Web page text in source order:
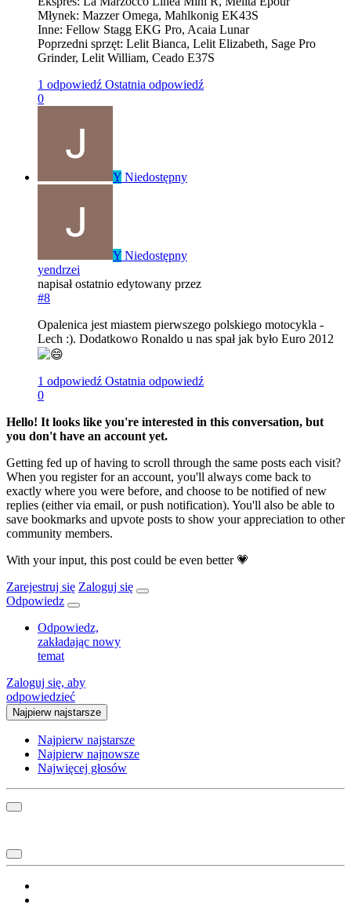
Młynek: Mazzer Omega, Mahlkonig EK43S
Inne: Fellow Stagg EKG Pro, Acaia Lunar
Poprzedni sprzęt: Lelit Bianca, Lelit Elizabeth, Sage Pro
Grinder, Lelit William, Ceado E37S
1 odpowiedź Ostatnia odpowiedź
0
Y Niedostępny
Y Niedostępny
yendrzei
napisałostatnio edytowany przez
#8
Opalenica jest miastem pierwszego polskiego motocykla -
Lech :). Dodatkowo Ronaldo u nas spał jak było Euro 2012
1 odpowiedź Ostatnia odpowiedź
0
Hello! It looks like you're interested in this conversation, but
you don't have an account yet.
Getting fed up of having to scroll through the same posts each visit?
When you register for an account, you'll always come back to
exactly where you were before, and choose to be notified of new
replies (either via email, or push notification). You'll also be able to
save bookmarks and upvote posts to show your appreciation to other
community members.
With your input, this post could be even better 💗
Zarejestruj się Zaloguj się
Odpowiedz
Odpowiedz,
zakładając nowy
temat
Zaloguj się, aby
odpowiedzieć
Najpierw najstarsze
Najpierw najstarsze
Najpierw najnowsze
Najwięcej głosów